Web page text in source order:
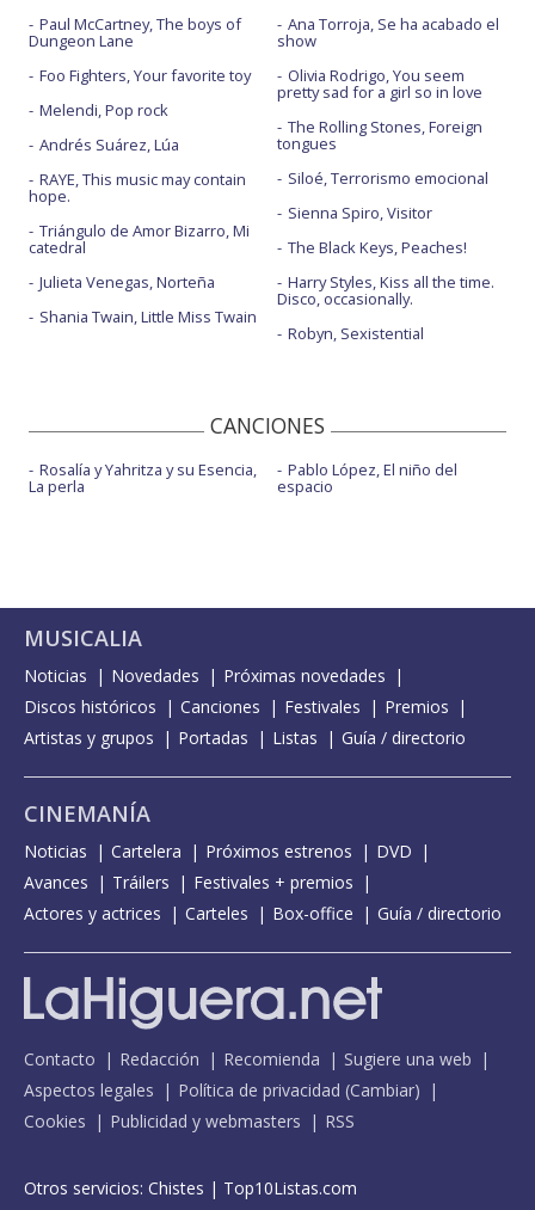
Paul McCartney, The boys of
Dungeon Lane
Foo Fighters, Your favorite toy
Melendi, Pop rock
Andrés Suárez, Lúa
RAYE, This music may contain
hope.
Triángulo de Amor Bizarro, Mi
catedral
Julieta Venegas, Norteña
Shania Twain, Little Miss Twain
Ana Torroja, Se ha acabado el
show
Olivia Rodrigo, You seem
pretty sad for a girl so in love
The Rolling Stones, Foreign
tongues
Siloé, Terrorismo emocional
Sienna Spiro, Visitor
The Black Keys, Peaches!
Harry Styles, Kiss all the time.
Disco, occasionally.
Robyn, Sexistential
CANCIONES
Rosalía y Yahritza y su Esencia,
La perla
Pablo López, El niño del
espacio
MUSICALIA
Noticias Novedades
Próximas novedades
Discos históricos
Canciones Festivales
Premios
Artistas y grupos
Portadas Listas Guía / directorio
CINEMANÍA
Noticias Cartelera Próximos estrenos
DVD
Avances
Tráilers
Festivales + premios
Actores y actrices
Carteles Box-office Guía / directorio
Contacto Redacción Recomienda
Sugiere una web
Aspectos legales
Política de privacidad (Cambiar)
Cookies
Publicidad y webmasters RSS
Otros servicios: Chistes | Top10Listas.com